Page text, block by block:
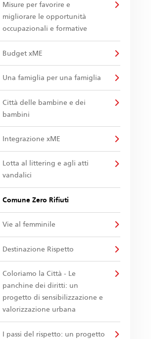
Misure per favorire e
migliorare le opportunità
occupazionali e formative
Budget xME
Una famiglia per una famiglia
Città delle bambine e dei
bambini
Integrazione xME
Lotta al littering e agli atti
vandalici
Comune Zero Rifiuti
Vie al femminile
Destinazione Rispetto
Coloriamo la Città - Le
panchine dei diritti: un
progetto di sensibilizzazione e
valorizzazione urbana
I passi del rispetto: un progetto